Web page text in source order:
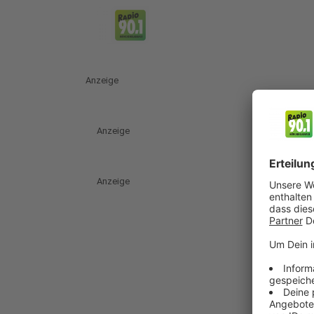
Anzeige
Anzeige
Anzeige